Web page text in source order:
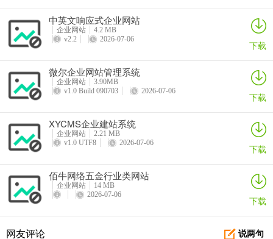
中英文响应式企业网站
企业网站
4.2 MB
v2.2
2026-07-06 下载
微尔企业网站管理系统
企业网站
3.90MB
v1.0 Build 090703
2026-07-06 下载
XYCMS企业建站系统
企业网站
2.21 MB
v1.0 UTF8
2026-07-06 下载
佰牛网络五金行业类网站
企业网站
14 MB
2026-07-06
下载
说两句
网友评论